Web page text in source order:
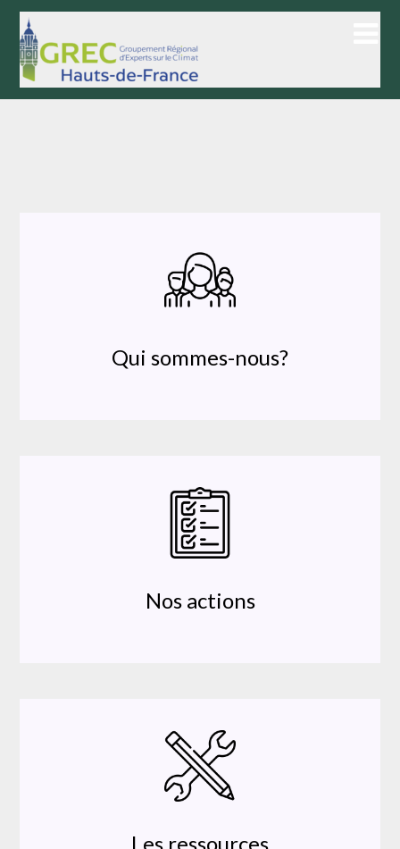
Skip
content
Qui sommes-nous?
Nos actions
Les ressources